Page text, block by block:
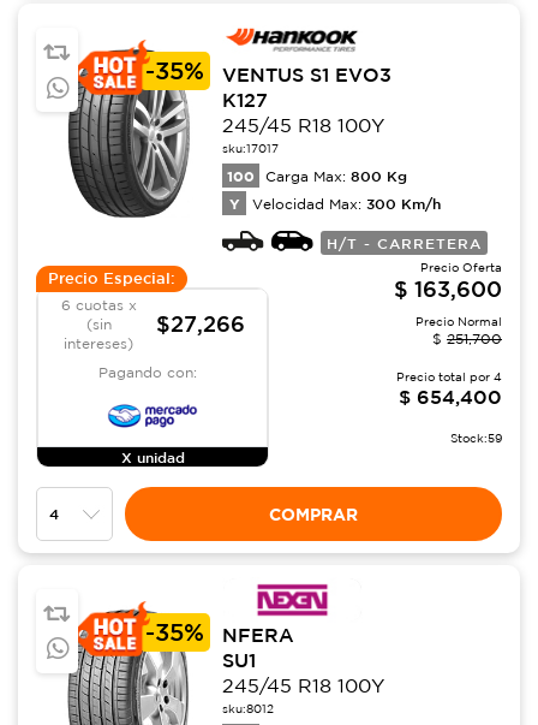
-35%
VENTUS S1 EVO3
K127
245/45 R18 100Y
sku:17017
100 Carga Max: 800 Kg
Y Velocidad Max: 300 Km/h
H/T - CARRETERA
Precio Especial:
6 cuotas x
(sin
intereses)
$27,266
Pagando con:
X unidad
Precio Oferta
$ 163,600
Precio Normal
$ 251,700
Precio total por 4
$ 654,400
Stock:59
COMPRAR
-35%
NFERA
SU1
245/45 R18 100Y
sku:8012